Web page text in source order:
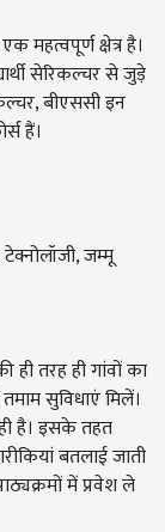
महत्वपूर्ण क्षेत्र है।
सेरिकल्चर से जुड़े
बीएससी इन
हैं।
जम्मू
तरह ही गांवों का
सुविधाएं मिलें।
है। इसके तहत
बतलाई जाती
में प्रवेश ले